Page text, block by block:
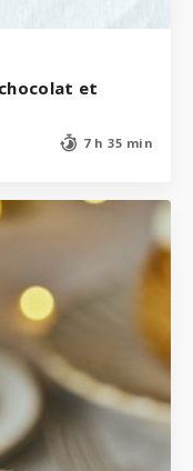
et
7 h 35 min